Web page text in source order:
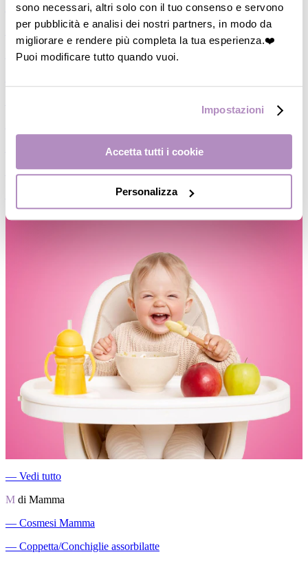
sono necessari, altri solo con il tuo consenso e servono
per pubblicità e analisi dei nostri partners, in modo da
migliorare e rendere più completa la tua esperienza.❤️
Puoi modificare tutto quando vuoi.
Impostazioni
Accetta tutti i cookie
Personalizza
―Bavaglini
Tazze
―Piatti/Ciotole
―Accessori
― Vedi tutto
M di Mamma
― Cosmesi Mamma
― Coppetta/Conchiglie assorbilatte